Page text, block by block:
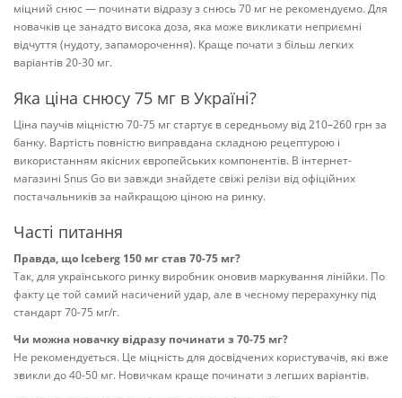
міцний снюс — починати відразу з снюсь 70 мг не рекомендуємо. Для
новачків це занадто висока доза, яка може викликати неприємні
відчуття (нудоту, запаморочення). Краще почати з більш легких
варіантів 20-30 мг.
Яка ціна снюсу 75 мг в Україні?
Ціна паучів міцністю 70-75 мг стартує в середньому від 210–260 грн за
банку. Вартість повністю виправдана складною рецептурою і
використанням якісних європейських компонентів. В інтернет-
магазині Snus Go ви завжди знайдете свіжі релізи від офіційних
постачальників за найкращою ціною на ринку.
Часті питання
Правда, що Iceberg 150 мг став 70-75 мг?
Так, для українського ринку виробник оновив маркування лінійки. По
факту це той самий насичений удар, але в чесному перерахунку під
стандарт 70-75 мг/г.
Чи можна новачку відразу починати з 70-75 мг?
Не рекомендується. Це міцність для досвідчених користувачів, які вже
звикли до 40-50 мг. Новичкам краще починати з легших варіантів.